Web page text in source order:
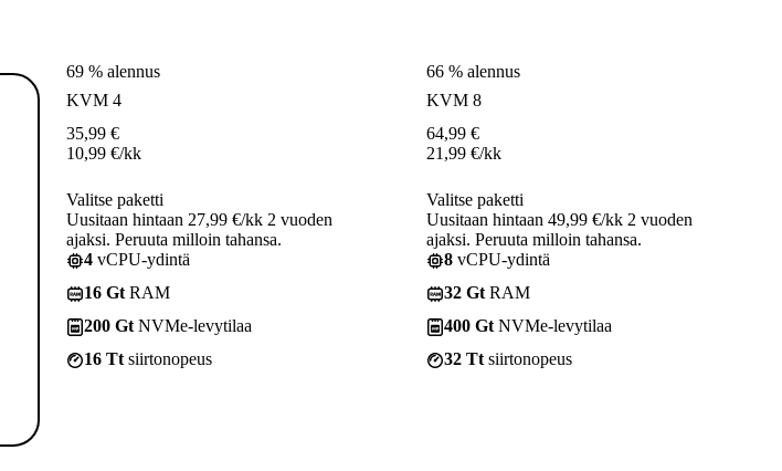
69 % alennus
KVM 4
35,99 €
10,99 €/kk
Valitse paketti
Uusitaan hintaan 27,99 €/kk 2 vuoden
ajaksi. Peruuta milloin tahansa.
4 vCPU-ydintä
16 Gt RAM
200 Gt NVMe-levytilaa
16 Tt siirtonopeus
66 % alennus
KVM 8
64,99 €
21,99 €/kk
Valitse paketti
Uusitaan hintaan 49,99 €/kk 2 vuoden
ajaksi. Peruuta milloin tahansa.
8 vCPU-ydintä
32 Gt RAM
400 Gt NVMe-levytilaa
32 Tt siirtonopeus